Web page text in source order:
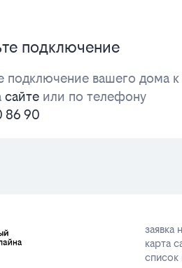
подключение
подключение вашего дома к
сайте или по телефону
86 90
заявка
карта
список